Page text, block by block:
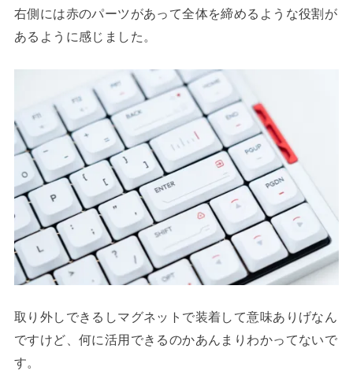
右側には赤のパーツがあって全体を締めるような役割が
あるように感じました。
取り外しできるしマグネットで装着して意味ありげなん
ですけど、何に活用できるのかあんまりわかってないで
す。